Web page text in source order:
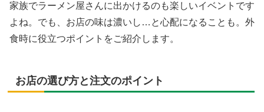
家族でラーメン屋さんに出かけるのも楽しいイベントです
よね。でも、お店の味は濃いし…と心配になることも。外
食時に役立つポイントをご紹介します。
お店の選び方と注文のポイント